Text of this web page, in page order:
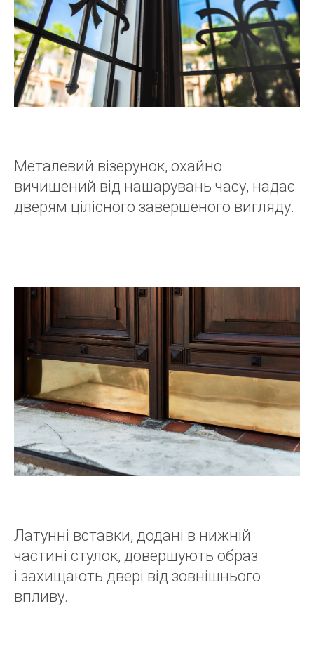
Металевий візерунок, охайно
вичищений від нашарувань часу, надає
дверям цілісного завершеного вигляду.
Латунні вставки, додані в нижній
частині стулок, довершують образ
і захищають двері від зовнішнього
впливу.